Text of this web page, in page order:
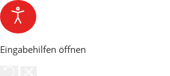
Eingabehilfen öffnen